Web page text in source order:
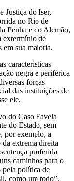
Justiça do Iser,
no Rio de
Penha e do Alemão,
extermínio de
em sua maioria.
características
negra e periférica
forças
das instituições de
ele.
do Caso Favela
do Estado, sem
por exemplo, a
extrema direita
proferida
caminhos para o
pela política de
como um todo”.